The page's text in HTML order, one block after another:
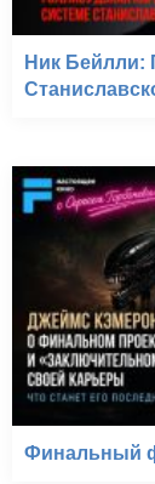
Ник Бейлли:
Финальный